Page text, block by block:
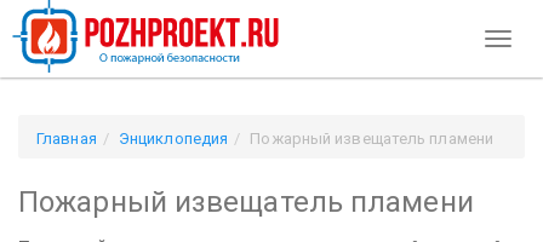
Главная Энциклопедия Пожарный извещатель пламени
Пожарный извещатель пламени